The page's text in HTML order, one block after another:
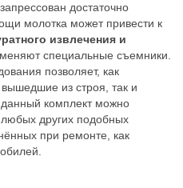
достаточно
молотка может привести к
извлечения и
специальные съемники.
позволяет, как
из строя, так и
комплект можно
других подобных
при ремонте, как